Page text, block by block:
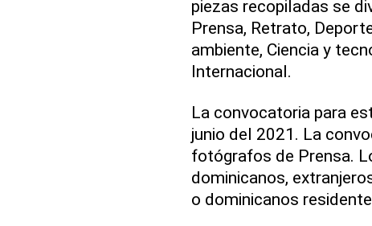
piezas recopiladas se
Prensa, Retrato,
ambiente, Ciencia y
Internacional.
La convocatoria para
junio del 2021. La
fotógrafos de Prensa.
dominicanos,
o dominicanos